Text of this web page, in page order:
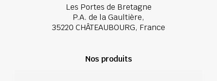
Les Portes de Bretagne
P.A. de la Gaultière,
35220 CHÂTEAUBOURG, France
Nos produits